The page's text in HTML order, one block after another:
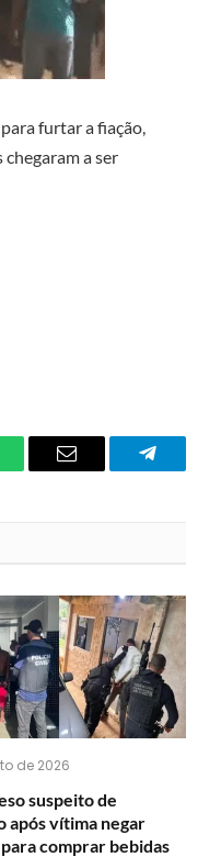
furtar a fiação,
a ser
E-
Telegrama
de 2026
suspeito de
após vítima negar
comprar bebidas